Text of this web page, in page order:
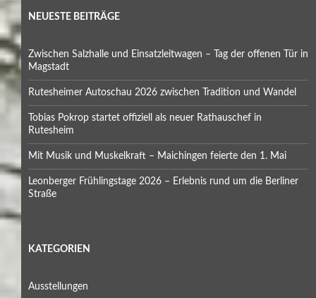
NEUESTE BEITRÄGE
Zwischen Salzhalle und Einsatzleitwagen – Tag der offenen Tür in
Magstadt
Rutesheimer Autoschau 2026 zwischen Tradition und Wandel
Tobias Pokrop startet offiziell als neuer Rathauschef in
Rutesheim
Mit Musik und Muskelkraft – Maichingen feierte den 1. Mai
Leonberger Frühlingstage 2026 – Erlebnis rund um die Berliner
Straße
KATEGORIEN
Ausstellungen